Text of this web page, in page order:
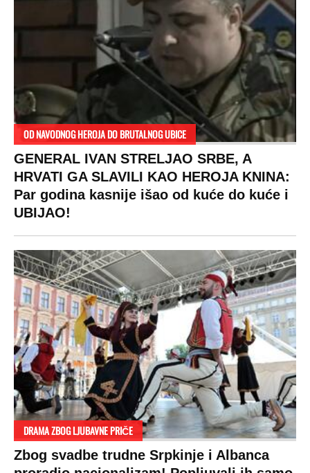
OD NAVODNOG HEROJA DO BRUTALNOG UBICE
GENERAL IVAN STRELJAO SRBE, A
HRVATI GA SLAVILI KAO HEROJA KNINA:
Par godina kasnije išao od kuće do kuće i
UBIJAO!
DRAMA ZBOG LJUBAVNE PRIČE
Zbog svadbe trudne Srpkinje i Albanca